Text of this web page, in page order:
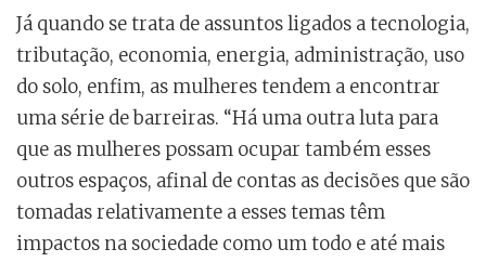
Já quando se trata de assuntos ligados a tecnologia,
tributação, economia, energia, administração, uso
do solo, enfim, as mulheres tendem a encontrar
uma série de barreiras. “Há uma outra luta para
que as mulheres possam ocupar também esses
outros espaços, afinal de contas as decisões que são
tomadas relativamente a esses temas têm
impactos na sociedade como um todo e até mais